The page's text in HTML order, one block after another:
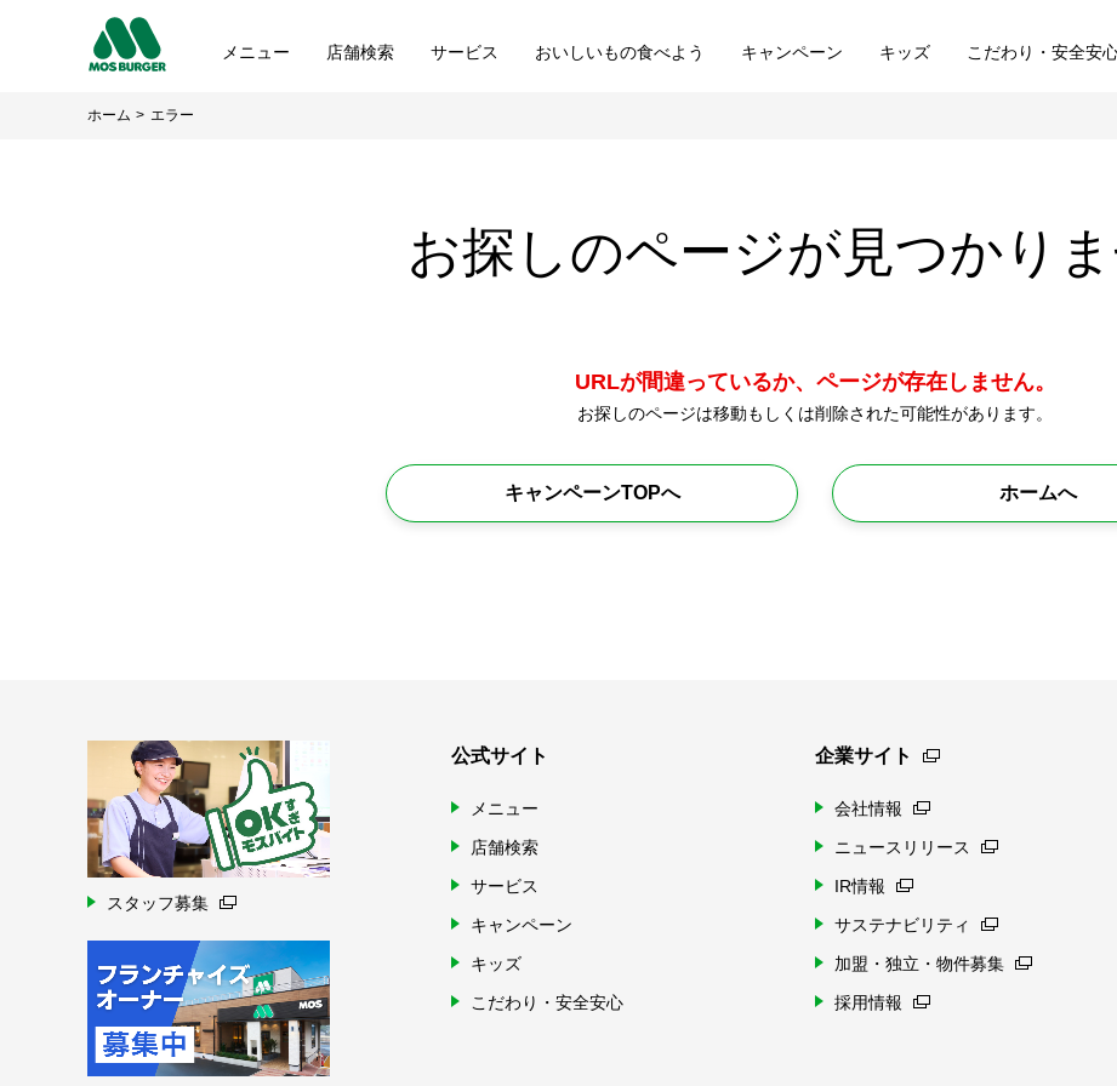
メニュー 店舗検索 サービス おいしいもの食べよう キャンペーン キッズ こだわり・安全安
ホーム エラー
お探しのページが見つかり
URLが間違っているか、ページが存在しません。
お探しのページは移動もしくは削除された可能性があります。
キャンペーンTOPへ ホームへ
スタッフ募集
公式サイト
メニュー
店舗検索
サービス
キャンペーン
キッズ
こだわり・安全安心
企業サイト
会社情報
ニュースリリース
IR情報
サステナビリティ
加盟・独立・物件募集
採用情報